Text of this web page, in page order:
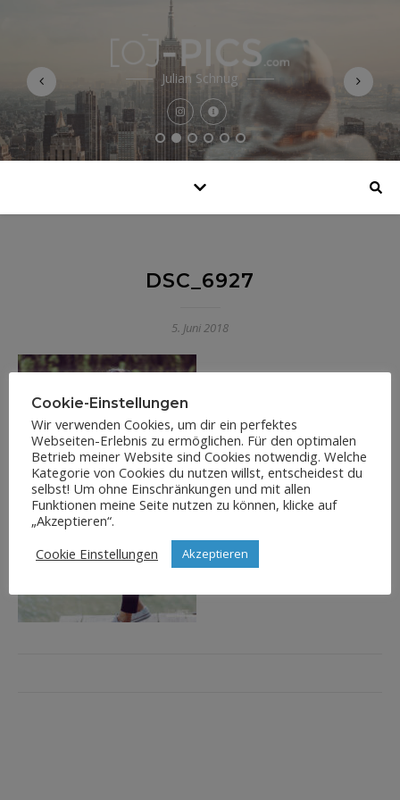
Julian Schnug
DSC_6927
5. Juni 2018
Cookie-Einstellungen
Wir verwenden Cookies, um dir ein perfektes
Webseiten-Erlebnis zu ermöglichen. Für den optimalen
Betrieb meiner Website sind Cookies notwendig. Welche
Kategorie von Cookies du nutzen willst, entscheidest du
selbst! Um ohne Einschränkungen und mit allen
Funktionen meine Seite nutzen zu können, klicke auf
„Akzeptieren“.
Cookie Einstellungen
Akzeptieren